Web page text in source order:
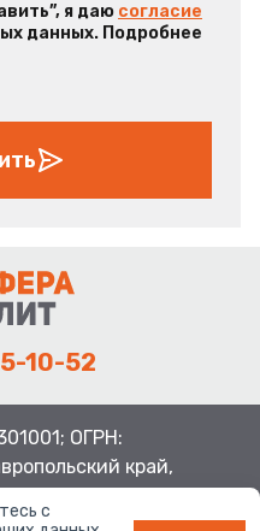
я даю согласие
данных. Подробнее
10-52
ОГРН:
край,
ул.Батайская 3
с